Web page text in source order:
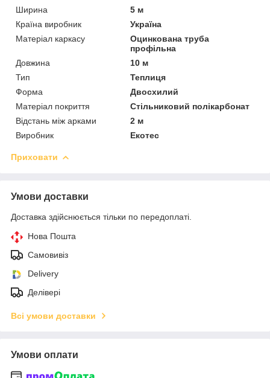
Ширина
5 м
Країна виробник
Україна
Матеріал каркасу
Оцинкована труба
профільна
Довжина
10 м
Тип
Теплиця
Форма
Двосхилий
Матеріал покриття
Стільниковий полікарбонат
Відстань між арками
2 м
Виробник
Екотес
Приховати
Умови доставки
Доставка здійснюється тільки по передоплаті.
Нова Пошта
Самовивіз
Delivery
Делівері
Всі умови доставки
Умови оплати